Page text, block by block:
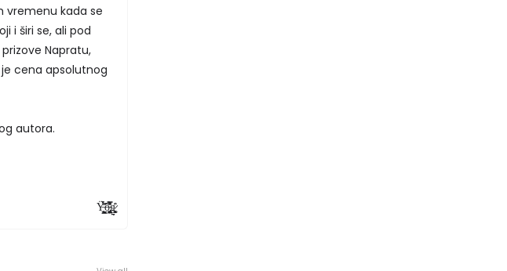
vremenu kada se
i širi se, ali pod
Napratu,
cena apsolutnog
autora.
Ÿ̶̨͖͉̖̝̝̝̩̖̳͎̼̪̻̫̤́̃̀̋̉̊̈́͘õ̶̢̡̗̘̪̥͎͍̫̦͖̼̌̽͛̇̿̈́͒̌g̷̨̖̘͙͚͈̤̰̘̠͈͕̑͑